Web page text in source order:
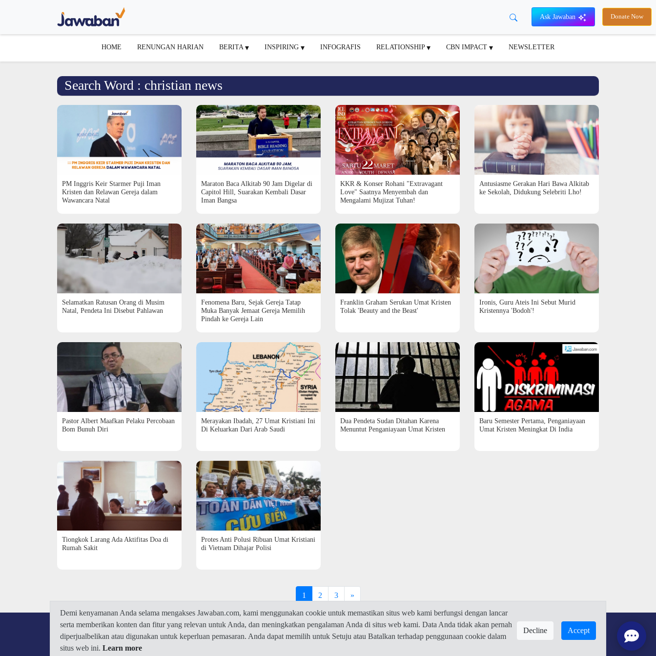
Ask Jawaban Donate Now
HOME RENUNGAN HARIAN BERITA INSPIRING INFOGRAFIS RELATIONSHIP CBN IMPACT NEWSLETTER
Search Word : christian news
PM Inggris Keir Starmer Puji Iman
Kristen dan Relawan Gereja dalam
Wawancara Natal
Maraton Baca Alkitab 90 Jam Digelar di
Capitol Hill, Suarakan Kembali Dasar
Iman Bangsa
KKR & Konser Rohani "Extravagant
Love" Saatnya Menyembah dan
Mengalami Mujizat Tuhan!
Antusiasme Gerakan Hari Bawa Alkitab
ke Sekolah, Didukung Selebriti Lho!
Selamatkan Ratusan Orang di Musim
Natal, Pendeta Ini Disebut Pahlawan
Fenomena Baru, Sejak Gereja Tatap
Muka Banyak Jemaat Gereja Memilih
Pindah ke Gereja Lain
Franklin Graham Serukan Umat Kristen
Tolak 'Beauty and the Beast'
Ironis, Guru Ateis Ini Sebut Murid
Kristennya 'Bodoh'!
Pastor Albert Maafkan Pelaku Percobaan
Bom Bunuh Diri
Merayakan Ibadah, 27 Umat Kristiani Ini
Di Keluarkan Dari Arab Saudi
Dua Pendeta Sudan Ditahan Karena
Menuntut Penganiayaan Umat Kristen
Baru Semester Pertama, Penganiayaan
Umat Kristen Meningkat Di India
Tiongkok Larang Ada Aktifitas Doa di
Rumah Sakit
Protes Anti Polusi Ribuan Umat Kristiani
di Vietnam Dihajar Polisi
1 2 3 »
Demi kenyamanan Anda selama mengakses Jawaban.com, kami menggunakan cookie untuk memastikan situs web kami berfungsi dengan lancar
serta memberikan konten dan fitur yang relevan untuk Anda, dan meningkatkan pengalaman Anda di situs web kami. Data Anda tidak akan pernah
diperjualbelikan atau digunakan untuk keperluan pemasaran. Anda dapat memilih untuk Setuju atau Batalkan terhadap penggunaan cookie dalam
situs web ini. Learn more
Decline Accept
© 2026 Jawaban.com -Privacy Policy